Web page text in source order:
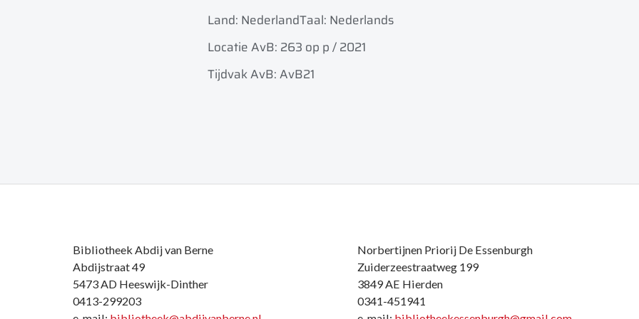
Land: NederlandTaal: Nederlands
Locatie AvB: 263 op p / 2021
Tijdvak AvB: AvB21
Bibliotheek Abdij van Berne
Abdijstraat 49
5473 AD Heeswijk-Dinther
0413-299203
Norbertijnen Priorij De Essenburgh
Zuiderzeestraatweg 199
3849 AE Hierden
0341-451941